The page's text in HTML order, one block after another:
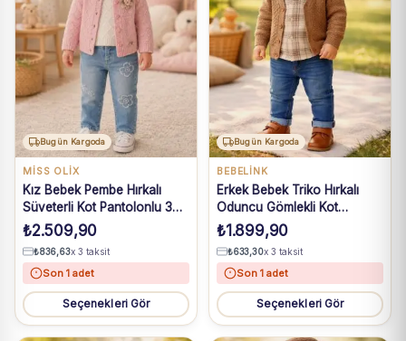
Bugün Kargoda
MISS OLIX
Kız Bebek Pembe Hırkalı
Süveterli Kot Pantolonlu 3
Parça Takım 9-24 Ay
₺2.509,90
₺836,63x 3 taksit
Son 1 adet
Seçenekleri Gör
Bugün Kargoda
BEBELINK
Erkek Bebek Triko Hırkalı
Oduncu Gömlekli Kot
Pantolonlu 3 Parça Takım 6-
24 Ay
₺1.899,90
₺633,30x 3 taksit
Son 1 adet
Seçenekleri Gör